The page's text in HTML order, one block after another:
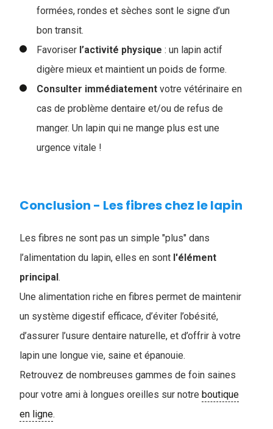
formées, rondes et sèches sont le signe d’un
bon transit.
Favoriser l’activité physique : un lapin actif
digère mieux et maintient un poids de forme.
Consulter immédiatement votre vétérinaire en
cas de problème dentaire et/ou de refus de
manger. Un lapin qui ne mange plus est une
urgence vitale !
Conclusion - Les fibres chez le lapin
Les fibres ne sont pas un simple "plus" dans
l’alimentation du lapin, elles en sont l'élément
principal.
Une alimentation riche en fibres permet de maintenir
un système digestif efficace, d’éviter l’obésité,
d’assurer l’usure dentaire naturelle, et d’offrir à votre
lapin une longue vie, saine et épanouie.
Retrouvez de nombreuses gammes de foin saines
pour votre ami à longues oreilles sur notre boutique
en ligne.